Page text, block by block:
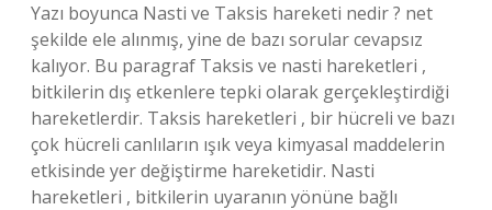
Yazı boyunca Nasti ve Taksis hareketi nedir ? net
şekilde ele alınmış, yine de bazı sorular cevapsız
kalıyor. Bu paragraf Taksis ve nasti hareketleri ,
bitkilerin dış etkenlere tepki olarak gerçekleştirdiği
hareketlerdir. Taksis hareketleri , bir hücreli ve bazı
çok hücreli canlıların ışık veya kimyasal maddelerin
etkisinde yer değiştirme hareketidir. Nasti
hareketleri , bitkilerin uyaranın yönüne bağlı